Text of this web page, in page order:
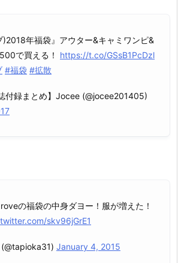
)2018年福袋』アウター&キャミワンピ&
で買える！ https://t.co/GSsB1PcDzl
#福袋 #拡散
付録まとめ】Jocee (@jocee201405)
の福袋の中身ダヨー！服が増えた！
skv96jGrE1
(@tapioka31) January 4, 2015